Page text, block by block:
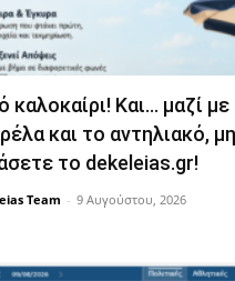
καλοκαίρι! Και… μαζί με
και το αντηλιακό,
το dekeleias.gr!
Team - 9 Αυγούστου, 2026